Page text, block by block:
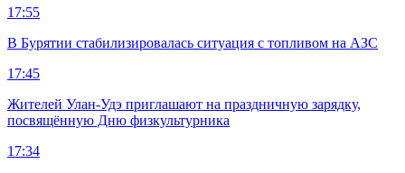
17:55
В Бурятии стабилизировалась ситуация с топливом на АЗС
17:45
Жителей Улан-Удэ приглашают на праздничную зарядку,
посвящённую Дню физкультурника
17:34